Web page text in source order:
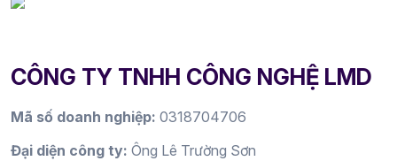
CÔNG TY TNHH CÔNG NGHỆ LMD
Mã số doanh nghiệp: 0318704706
Đại diện công ty: Ông Lê Trường Sơn